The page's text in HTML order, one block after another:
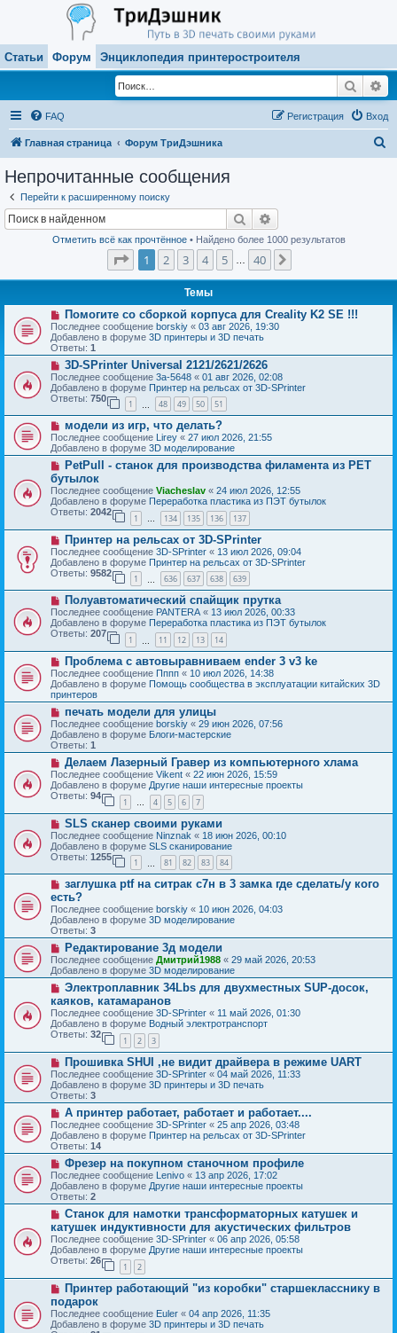
Статьи Форум Энциклопедия принтеростроителя
Поиск
FAQ Вход
Регистрация
Главная страница Форум ТриДэшника
Непрочитанные сообщения
Перейти к расширенному поиску
Поиск
Отметить всё как прочтённое• Найдено более 1000 результатов
Страница1 из
1 2 3 4 5 40
Темы
Н
о
в
о
е
с
о
о
б
е
н
и
е
Помогите со сборкой корпуса для Creality K2 SE !!!
Последнее сообщение borskiy « 03 авг 2026, 19:30
Добавлено в форуме 3D принтеры и 3D печать
Ответы: 1
Н
о
в
о
е
с
о
о
б
щ
е
н
и
е
3D-SPrinter Universal 2121/2621/2626
Последнее сообщение 3a-5648 « 01 авг 2026, 02:08
Добавлено в форуме Принтер на рельсах от 3D-SPrinter
Ответы: 750
1 48 49 50 51
Н
о
в
о
с
о
о
б
щ
е
и
е
модели из игр, что делать?
Последнее сообщение Lirey « 27 июл 2026, 21:55
Добавлено в форуме 3D моделирование
Н
в
о
е
с
о
б
щ
е
н
и
PetPull - cтанок для производства филамента из PET
бутылок
Последнее сообщение Viacheslav « 24 июл 2026, 12:55
Добавлено в форуме Переработка пластика из ПЭТ бутылок
Ответы: 2042
1 … 134 135 136 137
Н
о
в
о
е
с
о
б
щ
н
и
е
Принтер на рельсах от 3D-SPrinter
Последнее сообщение 3D-SPrinter « 13 июл 2026, 09:04
Добавлено в форуме Принтер на рельсах от 3D-SPrinter
Ответы: 9582
1 636 637 638 639
Н
о
в
о
с
о
б
щ
е
н
и
е
Полуавтоматический спайщик прутка
Последнее сообщение PANTERA« 13 июл 2026, 00:33
Добавлено в форуме Переработка пластика из ПЭТ бутылок
Ответы: 207
1 11 12 13 14
Н
о
в
о
е
с
о
о
б
щ
е
н
и
е
Проблема с автовыравниваем ender 3 v3 ke
Последнее сообщение Пппп « 10 июл 2026, 14:38
Добавлено в форуме Помощь сообщества в эксплуатации китайских 3D
принтеров
Н
о
в
о
е
с
о
о
б
е
н
и
е
печать модели для улицы
Последнее сообщение borskiy « 29 июн 2026, 07:56
Добавлено в форуме Блоги-мастерские
Ответы: 1
Н
о
в
о
е
с
о
о
б
щ
н
и
е
Делаем Лазерный Гравер из компьютерного хлама
Последнее сообщение Vikent « 22 июн 2026, 15:59
Добавлено в форуме Другие наши интересные проекты
Ответы: 94
1 … 4 5 6 7
Н
о
в
о
е
с
о
о
б
щ
е
н
е
SLS сканер своими руками
Последнее сообщение Ninznak « 18 июн 2026, 00:10
Добавлено в форуме SLS сканирование
Ответы: 1255
1 81 82 83 84
Н
в
о
е
с
о
о
б
щ
е
н
и
е
заглушка ptf на ситрак с7н в 3 замка где сделать/у кого
есть?
Последнее сообщение borskiy « 10 июн 2026, 04:03
Добавлено в форуме 3D моделирование
Ответы: 3
Н
о
в
о
е
с
о
о
б
е
и
е
Редактирование 3д модели
Последнее сообщение Дмитрий1988 « 29 май 2026, 20:53
Добавлено в форуме 3D моделирование
Н
в
о
е
с
о
б
щ
е
н
и
е
Электроплавник 34Lbs для двухместных SUP-досок,
каяков, катамаранов
Последнее сообщение 3D-SPrinter « 11 май 2026, 01:30
Добавлено в форуме Водный электротранспорт
Ответы: 32
1 2 3
Н
о
в
о
е
с
о
о
б
щ
е
н
и
е
Прошивка SHUI ,не видит драйвера в режиме UART
Последнее сообщение 3D-SPrinter « 04 май 2026, 11:33
Добавлено в форуме 3D принтеры и 3D печать
Ответы: 3
Н
о
в
о
е
с
о
о
б
щ
е
н
и
е
А принтер работает, работает и работает....
Последнее сообщение 3D-SPrinter « 25 апр 2026, 03:48
Добавлено в форуме Принтер на рельсах от 3D-SPrinter
Ответы: 14
Н
о
в
о
е
с
о
о
б
щ
е
н
е
Фрезер на покупном станочном профиле
Последнее сообщение Lenivo « 13 апр 2026, 17:02
Добавлено в форуме Другие наши интересные проекты
Ответы: 2
Н
в
о
е
с
о
щ
е
н
Станок для намотки трансформаторных катушек и
катушек индуктивности для акустических фильтров
Последнее сообщение 3D-SPrinter « 06 апр 2026, 05:58
Добавлено в форуме Другие наши интересные проекты
Ответы: 26
1 2
Н
в
о
е
Принтер работающий "из коробки" старшекласснику в
подарок
Последнее сообщение Euler « 04 апр 2026, 11:35
Добавлено в форуме 3D принтеры и 3D печать